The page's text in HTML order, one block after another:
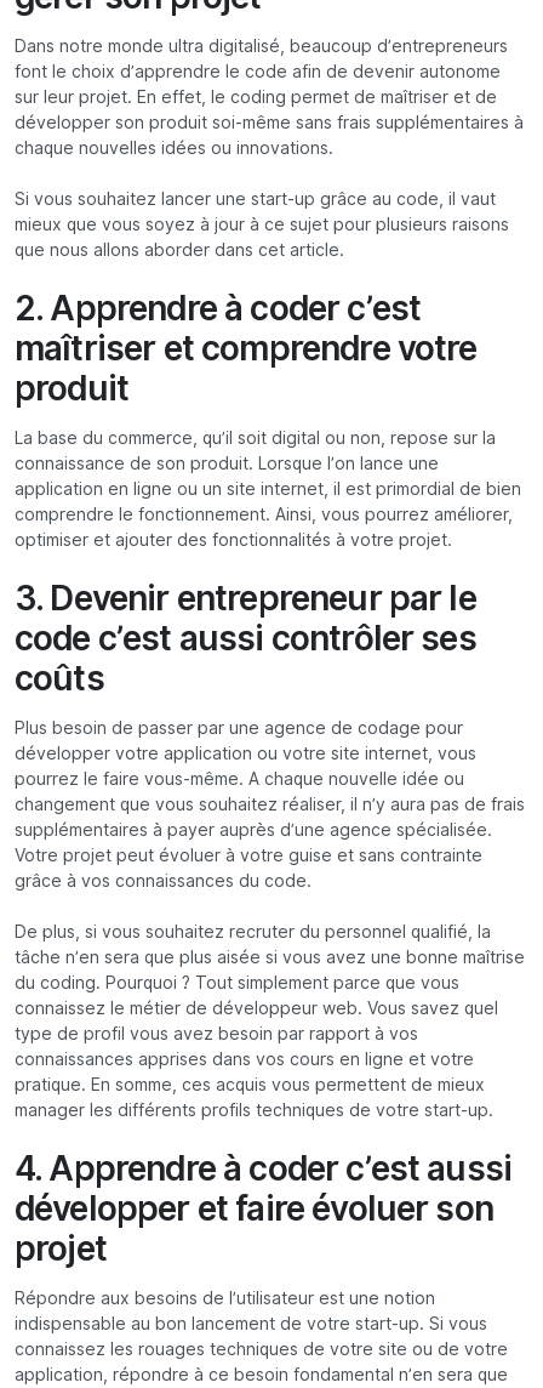
Dans notre monde ultra digitalisé, beaucoup d’entrepreneurs
font le choix d’apprendre le code afin de devenir autonome
sur leur projet. En effet, le coding permet de maîtriser et de
développer son produit soi-même sans frais supplémentaires à
chaque nouvelles idées ou innovations.
Si vous souhaitez lancer une start-up grâce au code, il vaut
mieux que vous soyez à jour à ce sujet pour plusieurs raisons
que nous allons aborder dans cet article.
2. Apprendre à coder c’est
maîtriser et comprendre votre
produit
La base du commerce, qu’il soit digital ou non, repose sur la
connaissance de son produit. Lorsque l’on lance une
application en ligne ou un site internet, il est primordial de bien
comprendre le fonctionnement. Ainsi, vous pourrez améliorer,
optimiser et ajouter des fonctionnalités à votre projet.
3. Devenir entrepreneur par le
code c’est aussi contrôler ses
coûts
Plus besoin de passer par une agence de codage pour
développer votre application ou votre site internet, vous
pourrez le faire vous-même. A chaque nouvelle idée ou
changement que vous souhaitez réaliser, il n’y aura pas de frais
supplémentaires à payer auprès d’une agence spécialisée.
Votre projet peut évoluer à votre guise et sans contrainte
grâce à vos connaissances du code.
De plus, si vous souhaitez recruter du personnel qualifié, la
tâche n’en sera que plus aisée si vous avez une bonne maîtrise
du coding. Pourquoi ? Tout simplement parce que vous
connaissez le métier de développeur web. Vous savez quel
type de profil vous avez besoin par rapport à vos
connaissances apprises dans vos cours en ligne et votre
pratique. En somme, ces acquis vous permettent de mieux
manager les différents profils techniques de votre start-up.
4. Apprendre à coder c’est aussi
développer et faire évoluer son
projet
Répondre aux besoins de l’utilisateur est une notion
indispensable au bon lancement de votre start-up. Si vous
connaissez les rouages techniques de votre site ou de votre
application, répondre à ce besoin fondamental n’en sera que